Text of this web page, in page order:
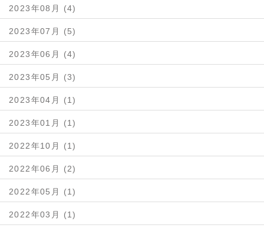
2023年08月 (4)
2023年07月 (5)
2023年06月 (4)
2023年05月 (3)
2023年04月 (1)
2023年01月 (1)
2022年10月 (1)
2022年06月 (2)
2022年05月 (1)
2022年03月 (1)